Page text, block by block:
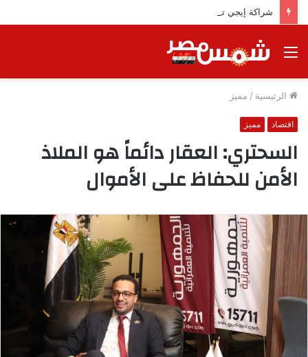
شراكة إيجي تاورز مع بلدينا.. قيمة مضافة تعزز نجاح المشروعات
القائمة
الرئيسية / مميز
اقتصاد مميز
السحتري: العقار دائماً هو الملاذ
الأمن للحفاظ على الأموال